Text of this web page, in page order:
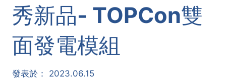
秀新品- TOPCon雙
面發電模組
發表於： 2023.06.15